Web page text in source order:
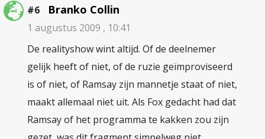
#6 Branko Collin
1 augustus 2009 , 10:41
De realityshow wint altijd. Of de deelnemer
gelijk heeft of niet, of de ruzie geïmproviseerd
is of niet, of Ramsay zijn mannetje staat of niet,
maakt allemaal niet uit. Als Fox gedacht had dat
Ramsay of het programma te kakken zou zijn